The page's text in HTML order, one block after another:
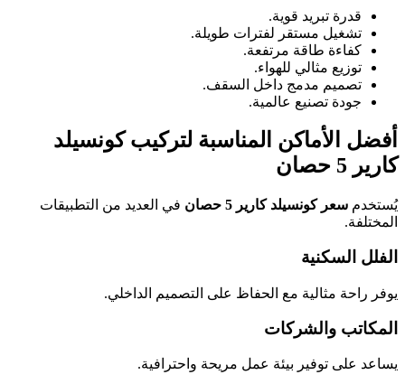
قدرة تبريد قوية.
تشغيل مستقر لفترات طويلة.
كفاءة طاقة مرتفعة.
توزيع مثالي للهواء.
تصميم مدمج داخل السقف.
جودة تصنيع عالمية.
أفضل الأماكن المناسبة لتركيب كونسيلد
كارير 5 حصان
يُستخدم سعر كونسيلد كارير 5 حصان
في العديد من التطبيقات
المختلفة.
الفلل السكنية
يوفر راحة مثالية مع الحفاظ على التصميم الداخلي.
المكاتب والشركات
يساعد على توفير بيئة عمل مريحة واحترافية.